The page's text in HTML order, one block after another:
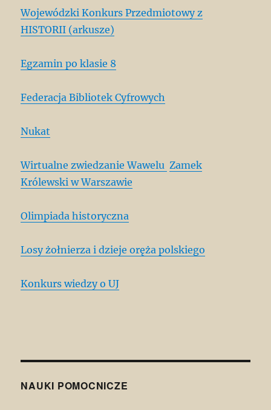
Wojewódzki Konkurs Przedmiotowy z
HISTORII (arkusze)
Egzamin po klasie 8
Federacja Bibliotek Cyfrowych
Nukat
Wirtualne zwiedzanie Wawelu Zamek
Królewski w Warszawie
Olimpiada historyczna
Losy żołnierza i dzieje oręża polskiego
Konkurs wiedzy o UJ
NAUKI POMOCNICZE